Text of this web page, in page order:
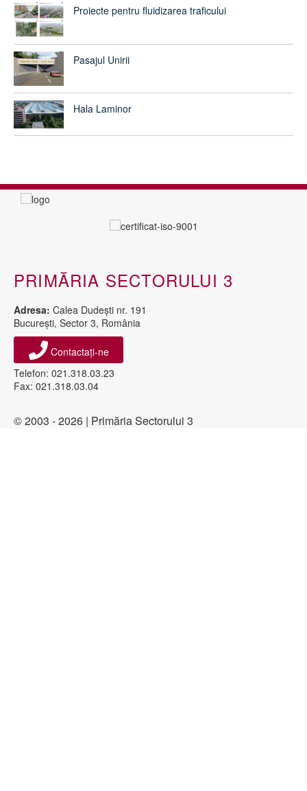
Proiecte pentru fluidizarea traficului
Pasajul Unirii
Hala Laminor
PRIMĂRIA SECTORULUI 3
Adresa: Calea Dudeşti nr. 191
Bucureşti, Sector 3, România
Contactați-ne
Telefon: 021.318.03.23
Fax: 021.318.03.04
© 2003 - 2026 | Primăria Sectorului 3